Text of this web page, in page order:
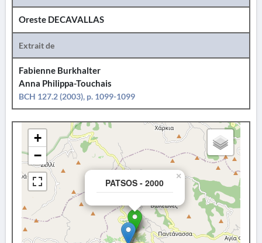
Oreste DECAVALLAS
Extrait de
Fabienne Burkhalter
Anna Philippa-Touchais
BCH 127.2 (2003), p. 1099-1099
PATSOS - 2000
×
+
−